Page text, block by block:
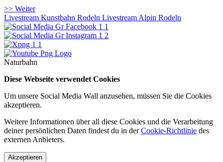
>> Weiter
Livestream Kunstbahn Rodeln Livestream Alpin Rodeln
Naturbahn
Diese Webseite verwendet Cookies
Um unsere Social Media Wall anzusehen, müssen Sie die Cookies
akzeptieren.
Weitere Informationen über all diese Cookies und die Verarbeitung
deiner persönlichen Daten findest du in derCookie-Richtlinie des
externen Anbieters.
Akzeptieren